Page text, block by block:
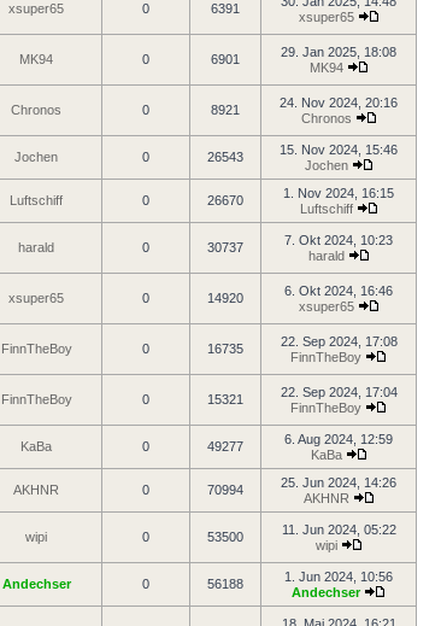
xsuper65 0 6391
xsuper65
MK94 0 6901
29. Jan 2025, 18:08
MK94
Chronos 0 8921
24. Nov 2024, 20:16
Chronos
Jochen 0 26543
15. Nov 2024, 15:46
Jochen
Luftschiff 0 26670
1. Nov 2024, 16:15
Luftschiff
harald 0 30737
7. Okt 2024, 10:23
harald
xsuper65 0 14920
6. Okt 2024, 16:46
xsuper65
FinnTheBoy 0 16735
22. Sep 2024, 17:08
FinnTheBoy
FinnTheBoy 0 15321
22. Sep 2024, 17:04
FinnTheBoy
KaBa 0 49277
6. Aug 2024, 12:59
KaBa
AKHNR 0 70994
25. Jun 2024, 14:26
AKHNR
wipi 0 53500
11. Jun 2024, 05:22
wipi
Andechser 0 56188
1. Jun 2024, 10:56
Andechser